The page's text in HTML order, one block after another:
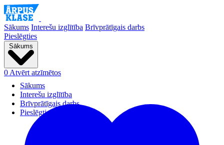
Sākums Interešu izglītība Brīvprātīgais darbs
Pieslēgties
Sākums
Sākums
Interešu izglītība
Brīvprātīgais darbs
Pieslēgties
0 Atvērt atzīmētos